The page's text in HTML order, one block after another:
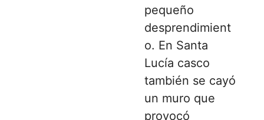
pequeño
desprendimient
o. En Santa
Lucía casco
también se cayó
un muro que
provocó